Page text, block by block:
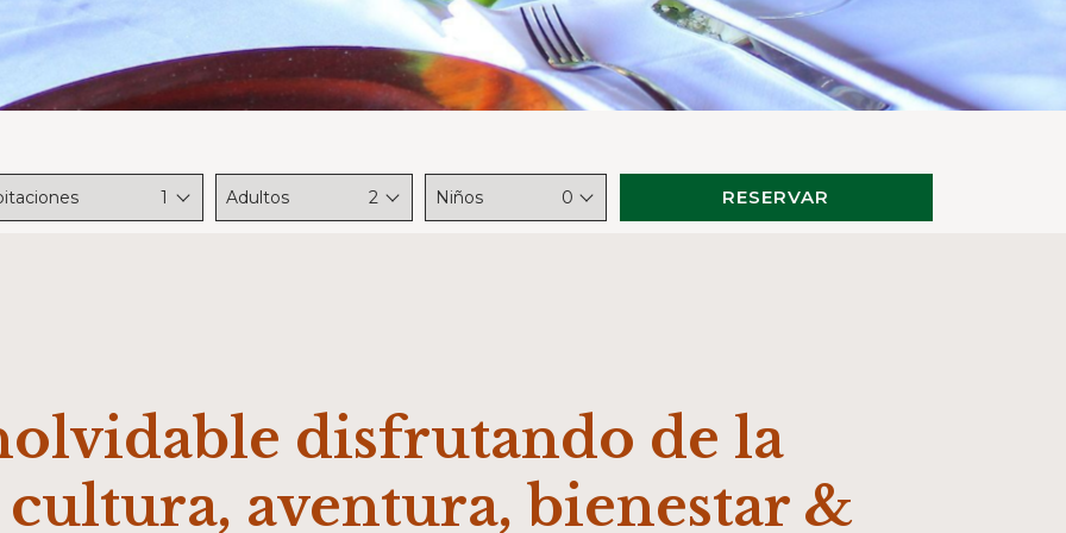
1 Adultos 2 Niños 0 RESERVAR
disfrutando de la
aventura, bienestar &